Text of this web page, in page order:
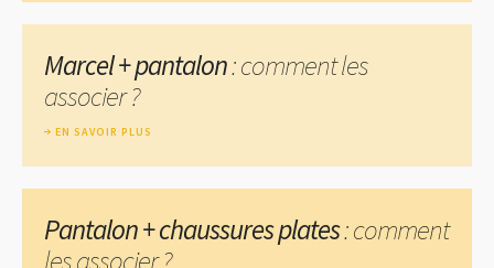
Marcel + pantalon: comment les
associer ?
EN SAVOIR PLUS
Pantalon + chaussures plates: comment
les associer ?